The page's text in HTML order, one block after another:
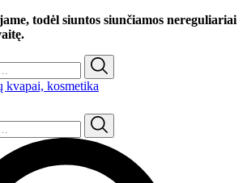
todėl siuntos siunčiamos nereguliariai